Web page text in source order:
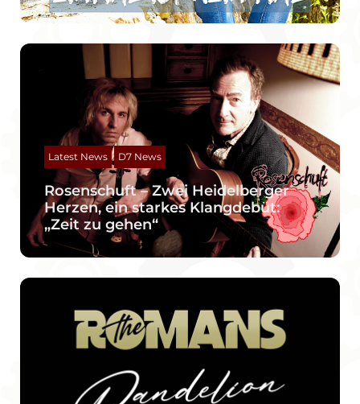
Latest News D7 News
Rosenschuft – Zwei Heidelberger
Herzen, ein starkes Klangdebüt:
„Zeit zu gehen“